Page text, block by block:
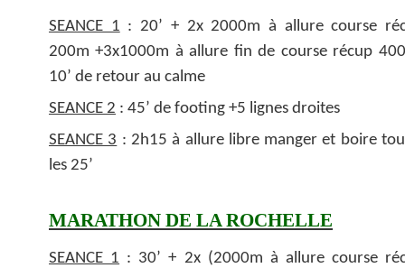
SEANCE 1 : 20’ + 2x 2000m à allure course
200m +3x1000m à allure fin de course récup
10’ de retour au calme
SEANCE 2 : 45’ de footing +5 lignes droites
SEANCE 3 : 2h15 à allure libre manger et boire
les 25’
MARATHON DE LA ROCHELLE
SEANCE 1 : 30’ + 2x (2000m à allure course